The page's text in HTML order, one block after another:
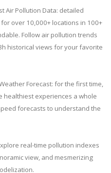
Air Pollution Data: detailed
over 10,000+ locations in 100+
Follow air pollution trends
historical views for your favorite
Forecast: for the first time,
healthiest experiences a whole
forecasts to understand the
real-time pollution indexes
view, and mesmerizing